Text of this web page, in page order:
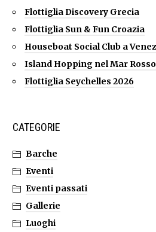
Flottiglia Discovery Grecia
Flottiglia Sun & Fun Croazia
Houseboat Social Club a
Island Hopping nel Mar Rosso
Flottiglia Seychelles 2026
CATEGORIE
Barche
Eventi
Eventi passati
Gallerie
Luoghi